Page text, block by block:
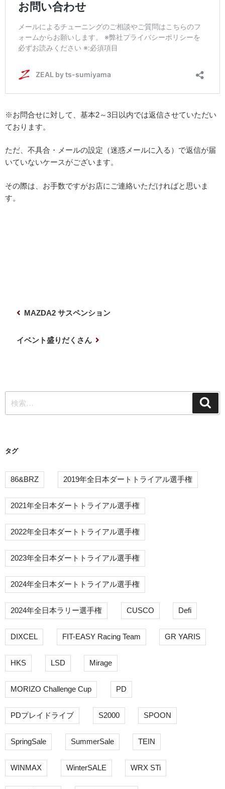
※お問合せに対して、基本2～3日以内では返信させていただい
ております。
ただ、不具合・メールの設定（迷惑メールに入る）で返信が届
いていないケースがございます。
その際は、お手数ですがお店にご連絡いただければと思いま
す。
シ
ョ
MAZDA2 サスペンション
イベント盛りだくさん
索:
タグ
86&BRZ 2019年全日本ダートトライアル選手権
2021年全日本ダートトライアル選手権
2022年全日本ダートトライアル選手権
2023年全日本ダートトライアル選手権
2024年全日本ダートトライアル選手権
2024年全日本ラリー選手権 CUSCO Defi
DIXCEL FIT-EASY Racing Team GR YARIS
HKS LSD Mirage
MORIZO Challenge Cup PD
PDプレイドライブ S2000 SPOON
SpringSale SummerSale TEIN
WINMAX WinterSALE WRX STi